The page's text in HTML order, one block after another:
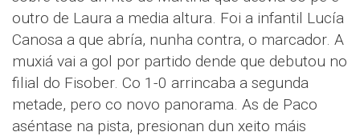
outro de Laura a media altura. Foi a infantil Lucía
Canosa a que abría, nunha contra, o marcador. A
muxiá vai a gol por partido dende que debutou no
filial do Fisober. Co 1-0 arrincaba a segunda
metade, pero co novo panorama. As de Paco
aséntase na pista, presionan dun xeito máis